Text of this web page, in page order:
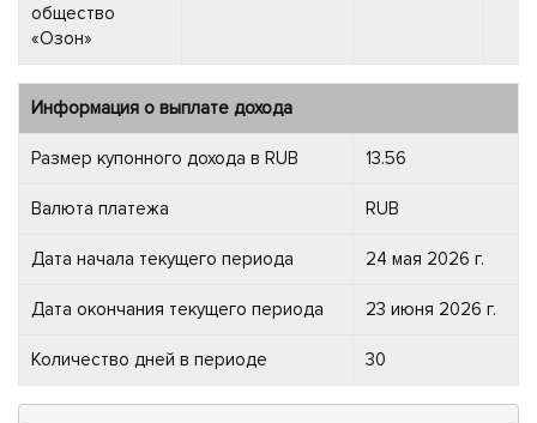
общество
«Озон»
Информация о выплате дохода
Размер купонного дохода в RUB 13.56
Валюта платежа RUB
Дата начала текущего периода 24 мая 2026 г.
Дата окончания текущего периода 23 июня 2026 г.
Количество дней в периоде 30